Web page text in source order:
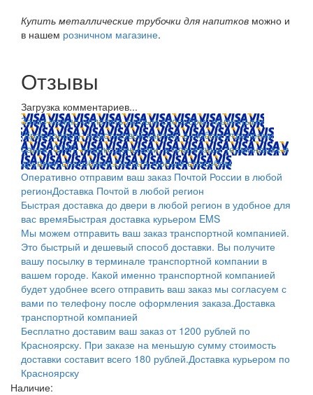
Купить металлические трубочки для напитков можно и
в нашем розничном магазине.
Отзывы
Загрузка комментариев...
Заказ можно оплатить любым способом: наличными
(Красноярск); пластиковой картой; в любом отделении
банка; QIWI, яндекс.деньгами; в платежных терминалах и
другими способами.Оплата любым способом
Оперативно отправим ваш заказ Почтой России в любой
регионДоставка Почтой в любой регион
Быстрая доставка до двери в любой регион в удобное для
вас времяБыстрая доставка курьером EMS
Мы можем отправить ваш заказ транспортной компанией.
Это быстрый и дешевый способ доставки. Вы получите
вашу посылку в терминале транспортной компании в
вашем городе. Какой именно транспортной компанией
будет удобнее всего отправить ваш заказ мы согласуем с
вами по телефону после оформления заказа.Доставка
транспортной компанией
Бесплатно доставим ваш заказ от 1200 рублей по
Красноярску. При заказе на меньшую сумму стоимость
доставки составит всего 180 рублей.Доставка курьером по
Красноярску
Наличие: